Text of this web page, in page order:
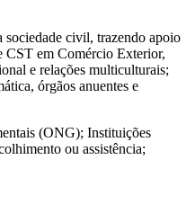
sociedade civil, trazendo apoio
CST em Comércio Exterior,
e relações multiculturais;
órgãos anuentes e
(ONG); Instituições
ou assistência;